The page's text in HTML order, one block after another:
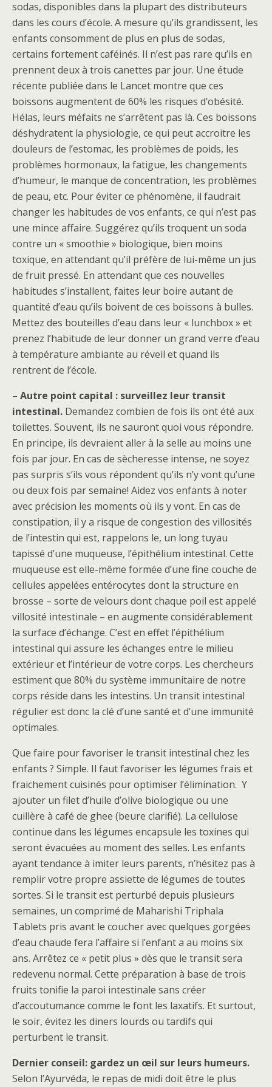
sodas, disponibles dans la plupart des distributeurs
dans les cours d’école. A mesure qu’ils grandissent, les
enfants consomment de plus en plus de sodas,
certains fortement caféinés. Il n’est pas rare qu’ils en
prennent deux à trois canettes par jour. Une étude
récente publiée dans le Lancet montre que ces
boissons augmentent de 60% les risques d’obésité.
Hélas, leurs méfaits ne s’arrêtent pas là. Ces boissons
déshydratent la physiologie, ce qui peut accroitre les
douleurs de l’estomac, les problèmes de poids, les
problèmes hormonaux, la fatigue, les changements
d’humeur, le manque de concentration, les problèmes
de peau, etc. Pour éviter ce phénomène, il faudrait
changer les habitudes de vos enfants, ce qui n’est pas
une mince affaire. Suggérez qu’ils troquent un soda
contre un « smoothie » biologique, bien moins
toxique, en attendant qu’il préfère de lui-même un jus
de fruit pressé. En attendant que ces nouvelles
habitudes s’installent, faites leur boire autant de
quantité d’eau qu’ils boivent de ces boissons à bulles.
Mettez des bouteilles d’eau dans leur « lunchbox » et
prenez l’habitude de leur donner un grand verre d’eau
à température ambiante au réveil et quand ils
rentrent de l’école.
– Autre point capital : surveillez leur transit
intestinal. Demandez combien de fois ils ont été aux
toilettes. Souvent, ils ne sauront quoi vous répondre.
En principe, ils devraient aller à la selle au moins une
fois par jour. En cas de sècheresse intense, ne soyez
pas surpris s’ils vous répondent qu’ils n’y vont qu’une
ou deux fois par semaine! Aidez vos enfants à noter
avec précision les moments où ils y vont. En cas de
constipation, il y a risque de congestion des villosités
de l’intestin qui est, rappelons le, un long tuyau
tapissé d’une muqueuse, l’épithélium intestinal. Cette
muqueuse est elle-même formée d’une fine couche de
cellules appelées entérocytes dont la structure en
brosse – sorte de velours dont chaque poil est appelé
villosité intestinale – en augmente considérablement
la surface d’échange. C’est en effet l’épithélium
intestinal qui assure les échanges entre le milieu
extérieur et l’intérieur de votre corps. Les chercheurs
estiment que 80% du système immunitaire de notre
corps réside dans les intestins. Un transit intestinal
régulier est donc la clé d’une santé et d’une immunité
optimales.
Que faire pour favoriser le transit intestinal chez les
enfants ? Simple. Il faut favoriser les légumes frais et
fraichement cuisinés pour optimiser l’élimination. Y
ajouter un filet d’huile d’olive biologique ou une
cuillère à café de ghee (beure clarifié). La cellulose
continue dans les légumes encapsule les toxines qui
seront évacuées au moment des selles. Les enfants
ayant tendance à imiter leurs parents, n’hésitez pas à
remplir votre propre assiette de légumes de toutes
sortes. Si le transit est perturbé depuis plusieurs
semaines, un comprimé de Maharishi Triphala
Tablets pris avant le coucher avec quelques gorgées
d’eau chaude fera l’affaire si l’enfant a au moins six
ans. Arrêtez ce « petit plus » dès que le transit sera
redevenu normal. Cette préparation à base de trois
fruits tonifie la paroi intestinale sans créer
d’accoutumance comme le font les laxatifs. Et surtout,
le soir, évitez les diners lourds ou tardifs qui
perturbent le transit.
Dernier conseil: gardez un œil sur leurs humeurs.
Selon l’Ayurvéda, le repas de midi doit être le plus